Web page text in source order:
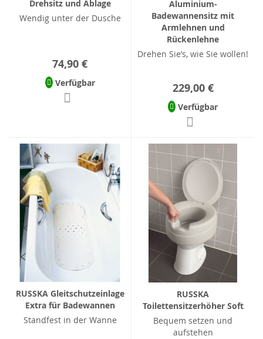
Drehsitz und Ablage
Wendig unter der Dusche
74,90 €
Verfügbar
Aluminium-
Badewannensitz mit
Armlehnen und
Rückenlehne
Drehen Sie’s, wie Sie wollen!
229,00 €
Verfügbar
RUSSKA Gleitschutzeinlage
Extra für Badewannen
Standfest in der Wanne
RUSSKA
Toilettensitzerhöher Soft
Bequem setzen und
aufstehen